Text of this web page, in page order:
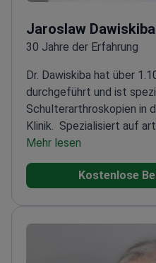
Jaroslaw Dawiskiba
30 Jahre der Erfahrung
Dr. Dawiskiba hat über
durchgeführt und ist
Schulterarthroskopien in
Klinik. Spezialisiert auf
Titan- und
Abteilung für Orthopädie
KCM-KlinikExperte für die
diagnostische und
des Kniegelenks durch
Mehr lesen
Kostenlose